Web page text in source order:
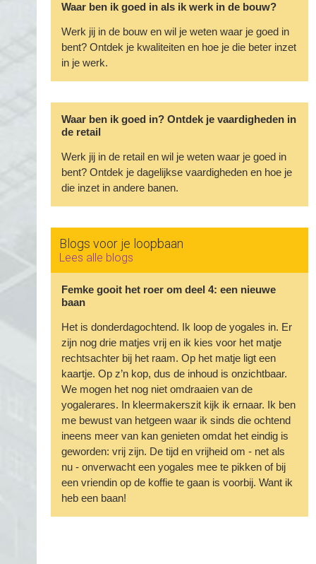
Waar ben ik goed in als ik werk in de bouw?
Werk jij in de bouw en wil je weten waar je goed in
bent? Ontdek je kwaliteiten en hoe je die beter inzet
in je werk.
Waar ben ik goed in? Ontdek je vaardigheden in
de retail
Werk jij in de retail en wil je weten waar je goed in
bent? Ontdek je dagelijkse vaardigheden en hoe je
die inzet in andere banen.
Blogs voor je loopbaan
Lees alle blogs
Femke gooit het roer om deel 4: een nieuwe
baan
Het is donderdagochtend. Ik loop de yogales in. Er
zijn nog drie matjes vrij en ik kies voor het matje
rechtsachter bij het raam. Op het matje ligt een
kaartje. Op z’n kop, dus de inhoud is onzichtbaar.
We mogen het nog niet omdraaien van de
yogalerares. In kleermakerszit kijk ik ernaar. Ik ben
me bewust van hetgeen waar ik sinds die ochtend
ineens meer van kan genieten omdat het eindig is
geworden: vrij zijn. De tijd en vrijheid om - net als
nu - onverwacht een yogales mee te pikken of bij
een vriendin op de koffie te gaan is voorbij. Want ik
heb een baan!